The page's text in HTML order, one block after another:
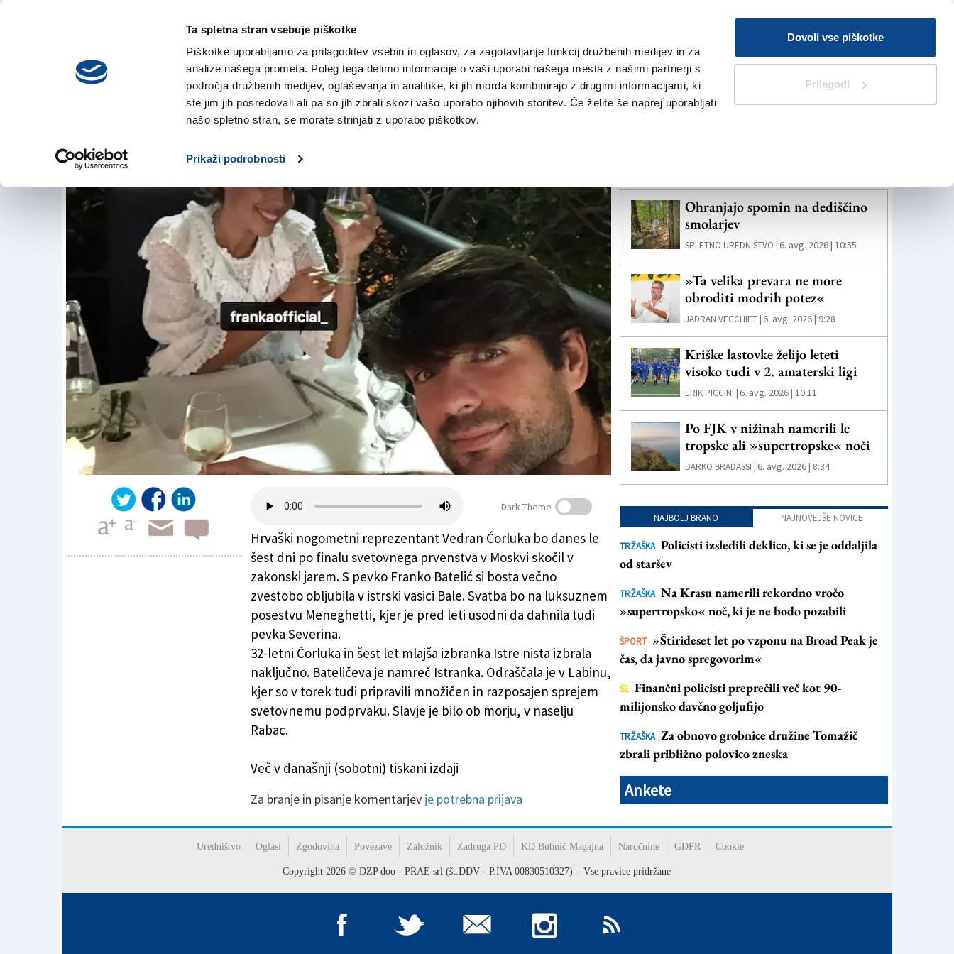
Ta spletna stran vsebuje piškotke
Piškotke uporabljamo za prilagoditev vsebin in oglasov, za zagotavljanje funkcij družbenih medijev in za
analize našega prometa. Poleg tega delimo informacije o vaši uporabi našega mesta z našimi partnerji s
področja družbenih medijev, oglaševanja in analitike, ki jih morda kombinirajo z drugimi informacijami, ki
ste jim jih posredovali ali pa so jih zbrali skozi vašo uporabo njihovih storitev. Če želite še naprej uporabljati
našo spletno stran, se morate strinjati z uporabo piškotkov.
Prikaži podrobnosti
Dovoli vse piškotke
Prilagodi
četrtek,
6. avgusta 2026
V Kioskih
Iskanje
NOVICE TRŽAŠKA GORIŠKA KULTURA ŠPORT ŠE
Istrska poroka podprvaka Ćorluke
20. jul. 2018 | 16:38
Istrska poroka podprvaka Ćorluke
Dark Theme
Hrvaški nogometni reprezentant Vedran Ćorluka bo danes le
šest dni po finalu svetovnega prvenstva v Moskvi skočil v
zakonski jarem. S pevko Franko Batelić si bosta večno
zvestobo obljubila v istrski vasici Bale. Svatba bo na luksuznem
posestvu Meneghetti, kjer je pred leti usodni da dahnila tudi
pevka Severina.
32-letni Ćorluka in šest let mlajša izbranka Istre nista izbrala
naključno. Bateličeva je namreč Istranka. Odraščala je v Labinu,
kjer so v torek tudi pripravili množičen in razposajen sprejem
svetovnemu podprvaku. Slavje je bilo ob morju, v naselju
Rabac.
Več v današnji (sobotni) tiskani izdaji
Za branje in pisanje komentarjev je potrebna prijava
Ohranjajo spomin na dediščino
smolarjev
SPLETNO UREDNIŠTVO |6. avg. 2026 | 10:55
»Ta velika prevara ne more
obroditi modrih potez«
JADRAN VECCHIET | 6. avg. 2026 | 9:28
Kriške lastovke želijo leteti
visoko tudi v 2. amaterski ligi
ERIK PICCINI | 6. avg. 2026 | 10:11
Po FJK v nižinah namerili le
tropske ali »supertropske« noči
DARKO BRADASSI | 6. avg. 2026 | 8:34
NAJBOLJ BRANO NAJNOVEJŠE NOVICE
TRŽAŠKA Policisti izsledili deklico, ki se je oddaljila
od staršev
TRŽAŠKA Na Krasu namerili rekordno vročo
»supertropsko« noč, ki je ne bodo pozabili
ŠPORT »Štirideset let po vzponu na Broad Peak je
čas, da javno spregovorim«
ŠE Finančni policisti preprečili več kot 90-
milijonsko davčno goljufijo
TRŽAŠKA Za obnovo grobnice družine Tomažič
zbrali približno polovico zneska
Ankete
Uredništvo Oglasi Zgodovina Povezave Založnik Zadruga PD KD Bubnič Magajna Naročnine GDPR Cookie
Copyright2026 © DZP doo - PRAE srl (št.DDV - P.IVA 00830510327) – Vse pravice pridržane